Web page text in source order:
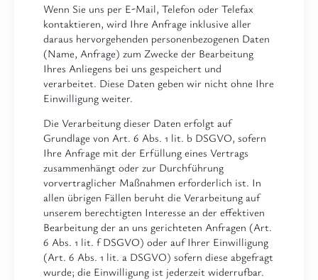
Wenn Sie uns per E-Mail, Telefon oder Telefax
kontaktieren, wird Ihre Anfrage inklusive aller
daraus hervorgehenden personenbezogenen Daten
(Name, Anfrage) zum Zwecke der Bearbeitung
Ihres Anliegens bei uns gespeichert und
verarbeitet. Diese Daten geben wir nicht ohne Ihre
Einwilligung weiter.
Die Verarbeitung dieser Daten erfolgt auf
Grundlage von Art. 6 Abs. 1 lit. b DSGVO, sofern
Ihre Anfrage mit der Erfüllung eines Vertrags
zusammenhängt oder zur Durchführung
vorvertraglicher Maßnahmen erforderlich ist. In
allen übrigen Fällen beruht die Verarbeitung auf
unserem berechtigten Interesse an der effektiven
Bearbeitung der an uns gerichteten Anfragen (Art.
6 Abs. 1 lit. f DSGVO) oder auf Ihrer Einwilligung
(Art. 6 Abs. 1 lit. a DSGVO) sofern diese abgefragt
wurde; die Einwilligung ist jederzeit widerrufbar.